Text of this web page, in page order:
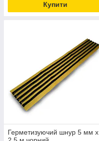
Купити
Герметизуючий шнур 5 мм х